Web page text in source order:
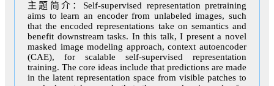
主题简介：Self-supervised representation pretraining
aims to learn an encoder from unlabeled images, such
that the encoded representations take on semantics and
benefit downstream tasks. In this talk, I present a novel
masked image modeling approach, context autoencoder
(CAE), for scalable self-supervised representation
training. The core ideas include that predictions are made
in the latent representation space from visible patches to